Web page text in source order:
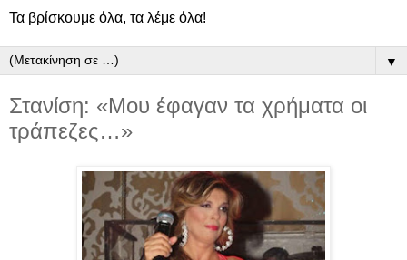
Τα βρίσκουμε όλα, τα λέμε όλα!
▼
Στανίση: «Μου έφαγαν τα χρήματα οι
τράπεζες…»